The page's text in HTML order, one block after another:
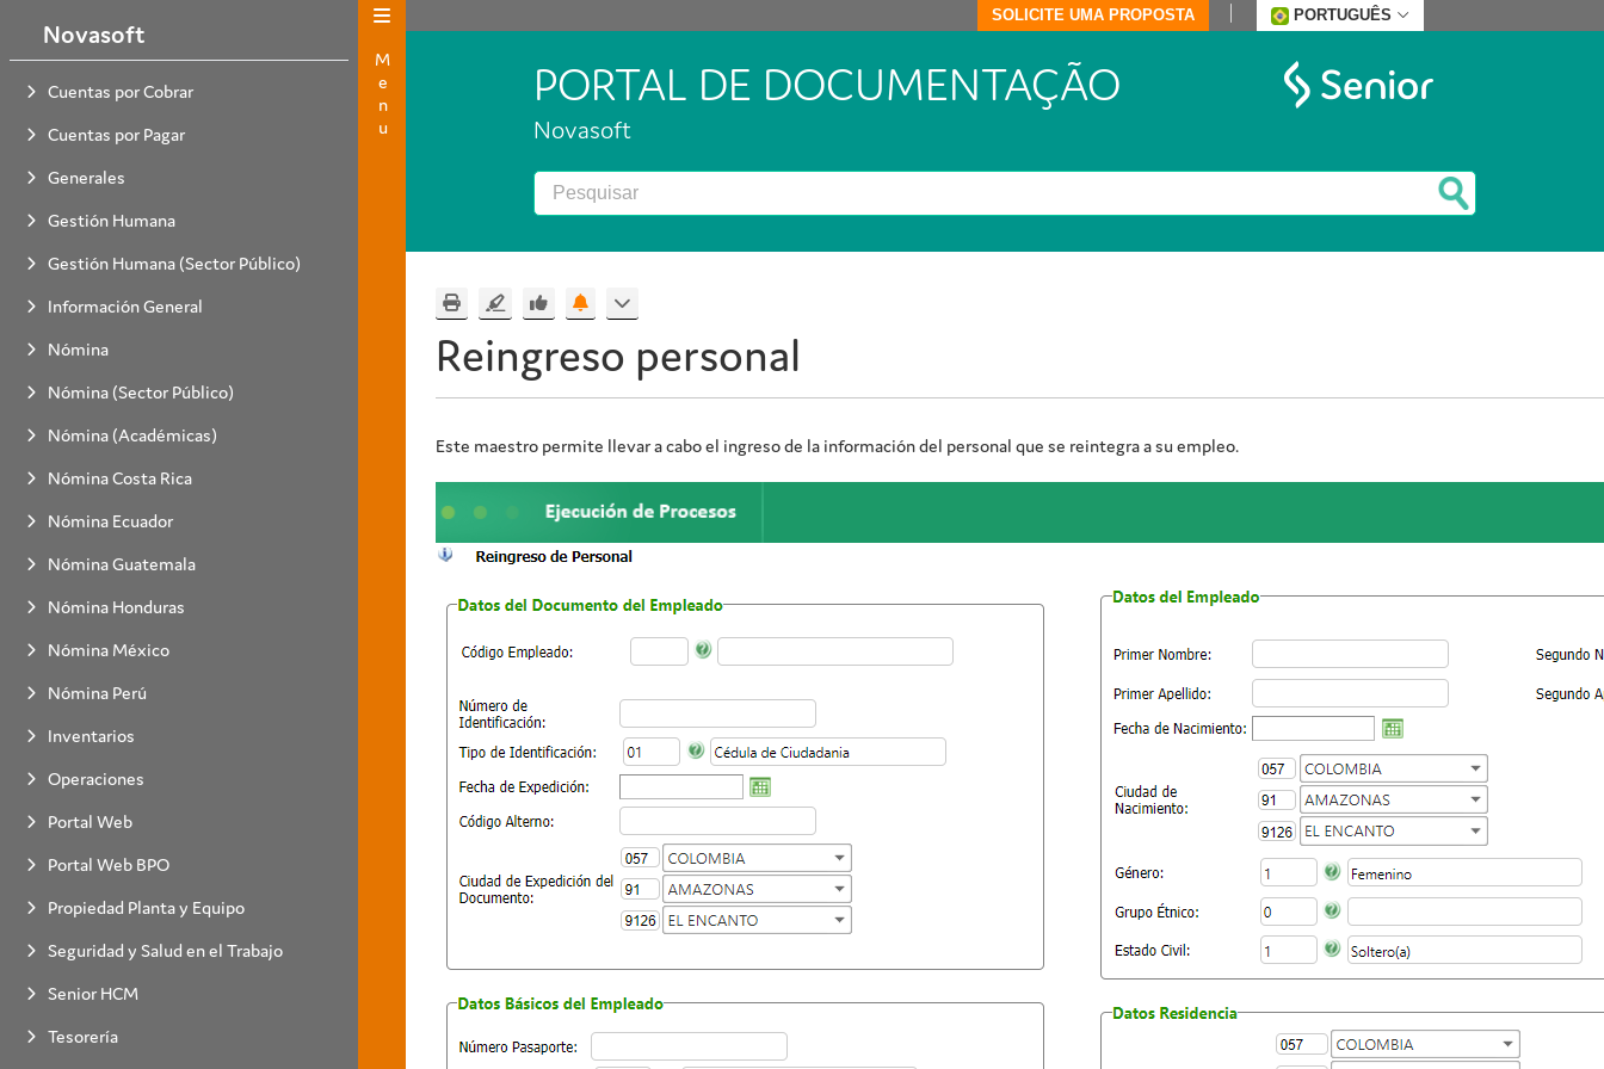
Novasoft
Cuentas por Cobrar
Cuentas por Pagar
Generales
Gestión Humana
Gestión Humana (Sector Público)
Información General
Nómina
Nómina (Sector Público)
Nómina (Académicas)
Nómina Costa Rica
Nómina Ecuador
Nómina Guatemala
Nómina Honduras
Nómina México
Nómina Perú
Inventarios
Operaciones
Portal Web
Portal Web BPO
Propiedad Planta y Equipo
Seguridad y Salud en el Trabajo
Senior HCM
Tesorería
Menu
SOLICITE UMA PROPOSTA PORTUGUÊS
PORTAL DE DOCUMENTAÇÃO
Novasoft
Reingreso personal
Este maestro permite llevar a cabo el ingreso de la información del personal que se reintegra a su empleo.